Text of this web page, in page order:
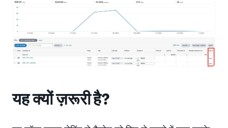
यह क्यों ज़रूरी है?